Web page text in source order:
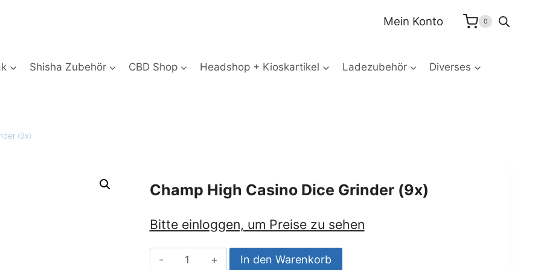
Mein Konto 0
Shisha Zubehör CBD Shop Headshop + Kioskartikel Ladezubehör Diverses
(9x)
Champ High Casino Dice Grinder (9x)
Bitte einloggen, um Preise zu sehen
Champ
In den Warenkorb